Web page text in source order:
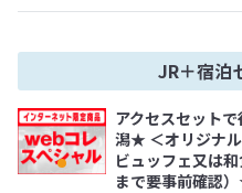
JR＋宿泊
アクセスセット
潟★ ＜オリジナ
ビュッフェ又は
まで要事前確認